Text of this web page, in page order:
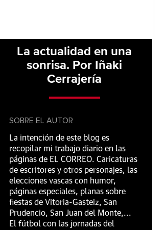
La actualidad en una
sonrisa. Por Iñaki
Cerrajería
SOBRE EL AUTOR
La intención de este blog es
recopilar mi trabajo diario en las
páginas de EL CORREO. Caricaturas
de escritores y otros personajes, las
elecciones vascas con humor,
páginas especiales, planas sobre
fiestas de Vitoria-Gasteiz, San
Prudencio, San Juan del Monte,...
El fútbol con las jornadas del